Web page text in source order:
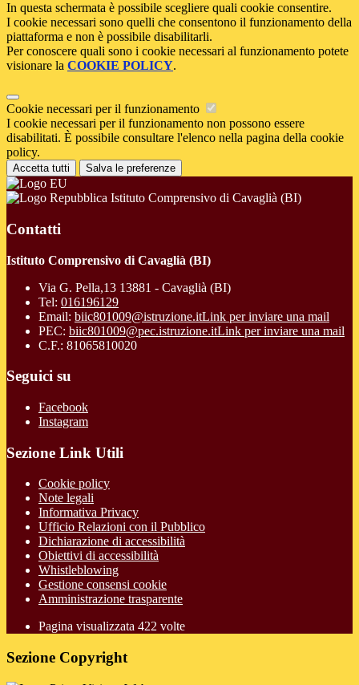
In questa schermata è possibile scegliere quali cookie consentire.
I cookie necessari sono quelli che consentono il funzionamento della
piattaforma e non è possibile disabilitarli.
Per conoscere quali sono i cookie necessari al funzionamento potete
visionare la COOKIE POLICY.
Cookie necessari per il funzionamento
I cookie necessari per il funzionamento non possono essere
disabilitati. È possibile consultare l'elenco nella pagina della cookie
policy.
Accetta tutti Salva le preferenze
Istituto Comprensivo di Cavaglià (BI)
Contatti
Istituto Comprensivo di Cavaglià (BI)
Via G. Pella,13 13881 - Cavaglià (BI)
Tel: 016196129
Email: biic801009@istruzione.itLink per inviare una mail
PEC: biic801009@pec.istruzione.itLink per inviare una mail
C.F.: 81065810020
Seguici su
Facebook
Instagram
Sezione Link Utili
Cookie policy
Note legali
Informativa Privacy
Ufficio Relazioni con il Pubblico
Dichiarazione di accessibilità
Obiettivi di accessibilità
Whistleblowing
Gestione consensi cookie
Amministrazione trasparente
Pagina visualizzata 422 volte
Sezione Copyright